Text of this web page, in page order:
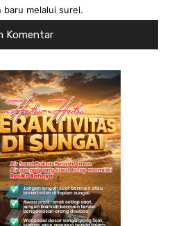
baru melalui surel.